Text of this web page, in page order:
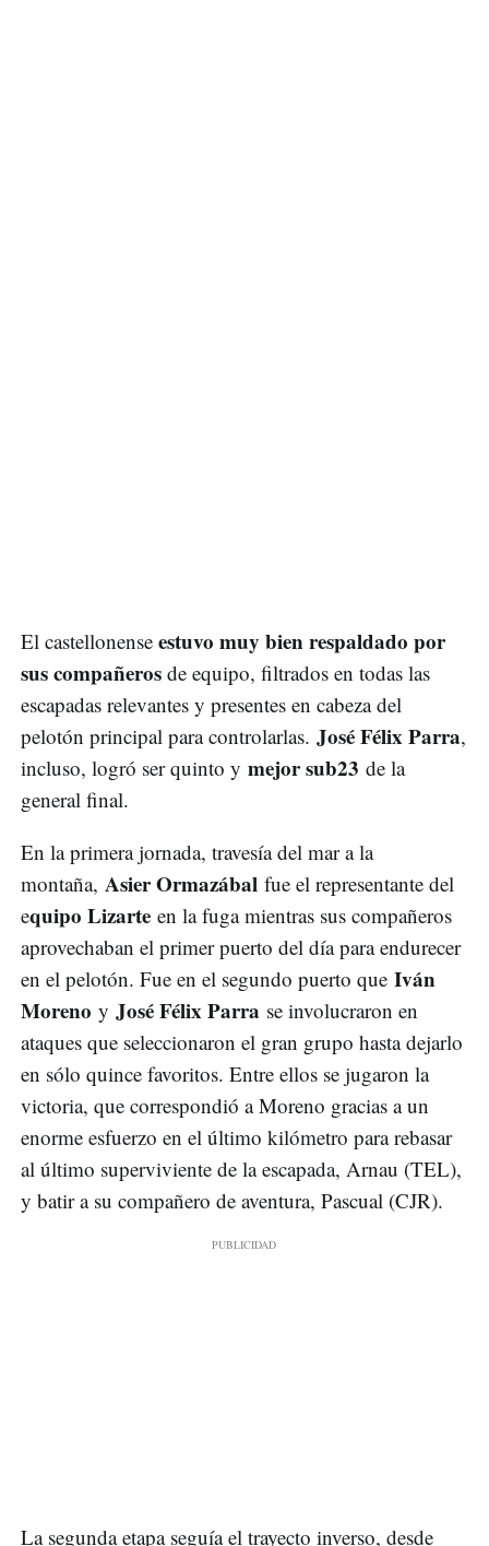
El castellonense estuvo muy bien respaldado por
sus compañeros de equipo, filtrados en todas las
escapadas relevantes y presentes en cabeza del
pelotón principal para controlarlas. José Félix Parra,
incluso, logró ser quinto y mejor sub23 de la
general final.
En la primera jornada, travesía del mar a la
montaña, Asier Ormazábal fue el representante del
equipo Lizarte en la fuga mientras sus compañeros
aprovechaban el primer puerto del día para endurecer
en el pelotón. Fue en el segundo puerto que Iván
Moreno y José Félix Parra se involucraron en
ataques que seleccionaron el gran grupo hasta dejarlo
en sólo quince favoritos. Entre ellos se jugaron la
victoria, que correspondió a Moreno gracias a un
enorme esfuerzo en el último kilómetro para rebasar
al último superviviente de la escapada, Arnau (TEL),
y batir a su compañero de aventura, Pascual (CJR).
La segunda etapa seguía el trayecto inverso, desde